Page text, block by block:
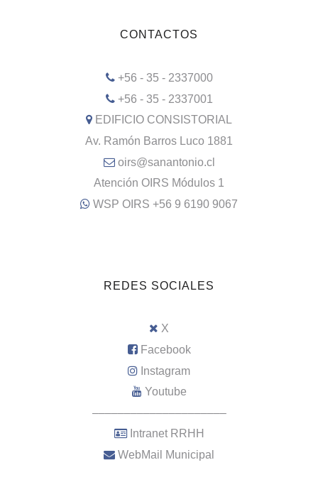
CONTACTOS
+56 - 35 - 2337000
+56 - 35 - 2337001
EDIFICIO CONSISTORIAL
Av. Ramón Barros Luco 1881
oirs@sanantonio.cl
Atención OIRS Módulos 1
WSP OIRS +56 9 6190 9067
REDES SOCIALES
X
Facebook
Instagram
Youtube
–––––––––––––––––––––
Intranet RRHH
WebMail Municipal